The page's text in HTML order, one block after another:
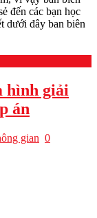
đến các bạn học
dưới đây ban biên
hình giải
án
gian 0